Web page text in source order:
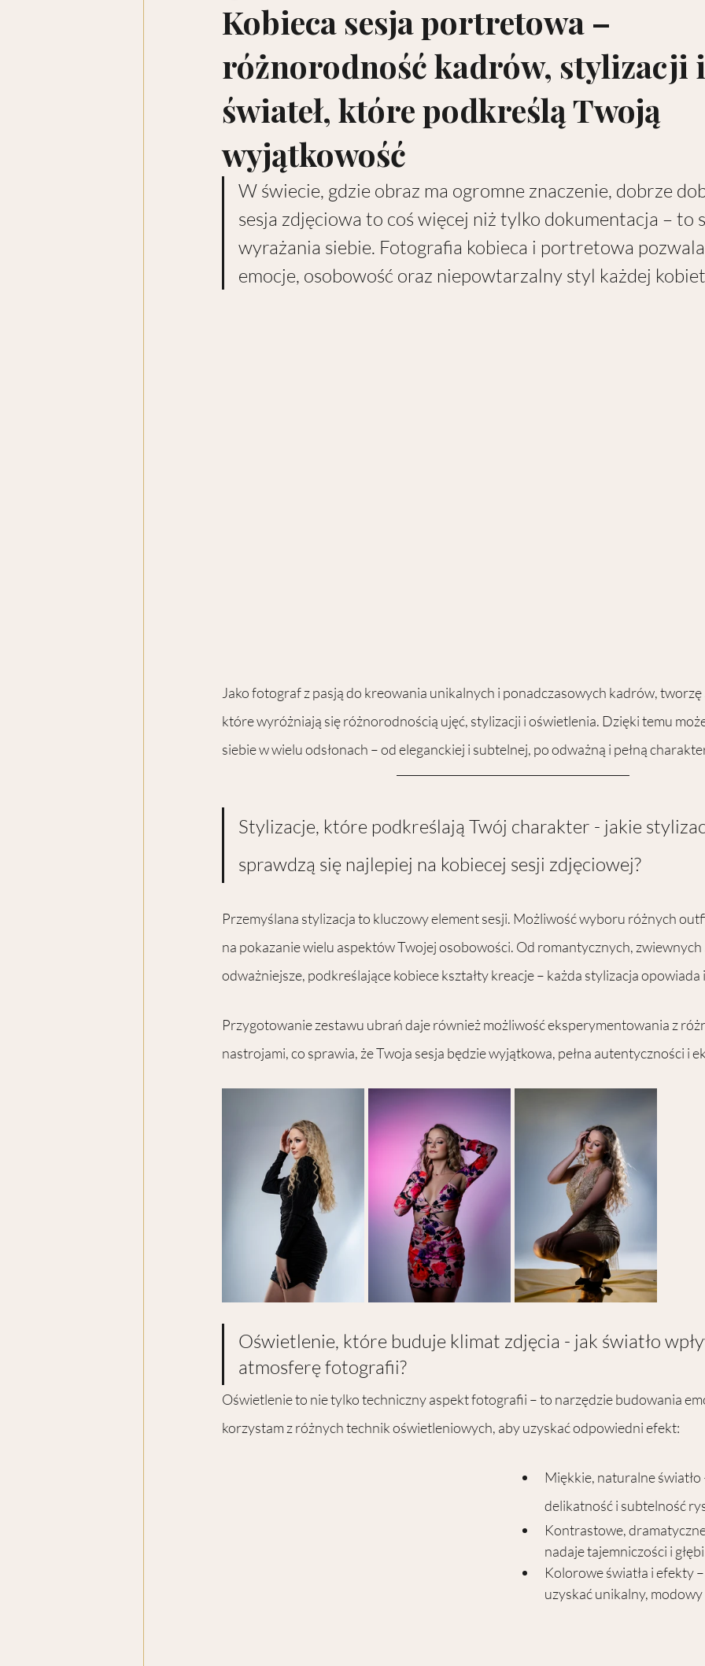
Kobieca sesja portretowa –
różnorodność kadrów, stylizacji i
świateł, które podkreślą Twoją
wyjątkowość
W świecie, gdzie obraz ma ogromne znaczenie, dobrze
sesja zdjęciowa to coś więcej niż tylko dokumentacja – to
wyrażania siebie. Fotografia kobieca i portretowa
emocje, osobowość oraz niepowtarzalny styl każdej
Jako fotograf z pasją do kreowania unikalnych i ponadczasowych kadrów,
które wyróżniają się różnorodnością ujęć, stylizacji i oświetlenia. Dzięki temu
siebie w wielu odsłonach – od eleganckiej i subtelnej, po odważną i pełną
Stylizacje, które podkreślają Twój charakter - jakie
sprawdzą się najlepiej na kobiecej sesji zdjęciowej?
Przemyślana stylizacja to kluczowy element sesji. Możliwość wyboru różnych
na pokazanie wielu aspektów Twojej osobowości. Od romantycznych,
odważniejsze, podkreślające kobiece kształty kreacje – każda stylizacja
Przygotowanie zestawu ubrań daje również możliwość eksperymentowania z
nastrojami, co sprawia, że Twoja sesja będzie wyjątkowa, pełna autentyczności i
Oświetlenie, które buduje klimat zdjęcia - jak światło
atmosferę fotografii?
Oświetlenie to nie tylko techniczny aspekt fotografii – to narzędzie budowania
korzystam z różnych technik oświetleniowych, aby uzyskać odpowiedni efekt:
Miękkie, naturalne
delikatność i subtelność
Kontrastowe,
nadaje tajemniczości i
Kolorowe światła i efekty
uzyskać unikalny,